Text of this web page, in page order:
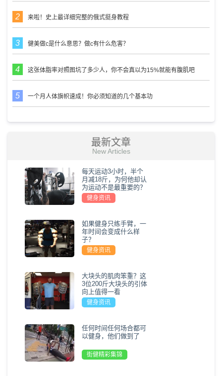
来啦！史上最详细完整的俄式挺身教程
健美做c是什么意思？做c有什么危害？
这张体脂率对照图坑了多少人，你不会真以为15%就能有腹肌吧
一个月人体旗帜速成！你必须知道的几个基本功
最新文章
New Articles
每天运动3小时，半个
月减18斤，为何他却认
为运动不是最重要的？
健身资讯
如果健身只练手臂，一
年时间会变成什么样
子？
健身资讯
大块头的肌肉笨重？这
3位200斤大块头的引体
向上值得一看
健身资讯
任何时间任何场合都可
以健身，他们做到了
街健精彩集锦